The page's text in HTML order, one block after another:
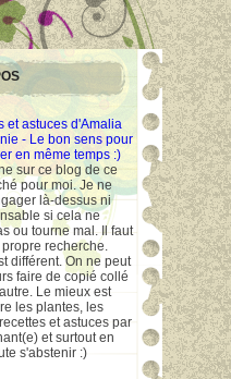
sur ce blog de ce
pour moi. Je ne
là-dessus ni
si cela ne
ou tourne mal. Il faut
recherche.
différent. On ne peut
faire de copié collé
Le mieux est
les plantes, les
et astuces par
et surtout en
s'abstenir :)